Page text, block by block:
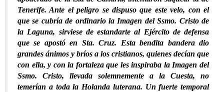
Tenerife. Ante el peligro se dispuso que este velo, con el
que se cubría de ordinario la Imagen del Ssmo. Cristo de
la Laguna, sirviese de estandarte al Ejército de defensa
que se apostó en Sta. Cruz. Esta bendita bandera dio
grandes ánimos y bríos a los cristianos, quienes decían que
con ella, y con la fortaleza que les inspiraba la Imagen del
Ssmo. Cristo, llevada solemnemente a la Cuesta, no
temerían a toda la Holanda luterana. Un fuerte temporal